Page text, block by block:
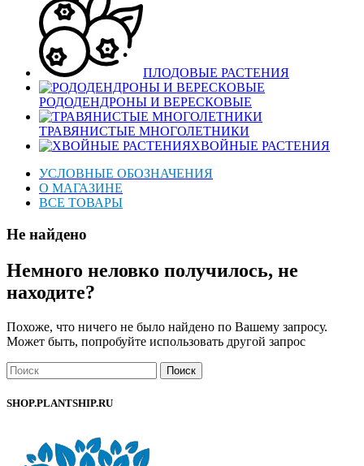
ПЛОДОВЫЕ РАСТЕНИЯ
РОДОДЕНДРОНЫ И ВЕРЕСКОВЫЕ
ТРАВЯНИСТЫЕ МНОГОЛЕТНИКИ
ХВОЙНЫЕ РАСТЕНИЯ
УСЛОВНЫЕ ОБОЗНАЧЕНИЯ
О МАГАЗИНЕ
ВСЕ ТОВАРЫ
Не найдено
Немного неловко получилось, не
находите?
Похоже, что ничего не было найдено по Вашему запросу.
Может быть, попробуйте использовать другой запрос
Поиск
SHOP.PLANTSHIP.RU